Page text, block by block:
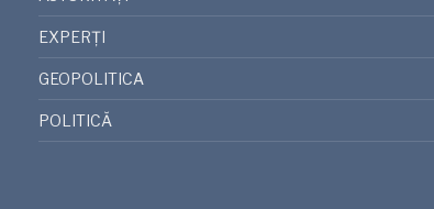
EXPERȚI
GEOPOLITICA
POLITICĂ